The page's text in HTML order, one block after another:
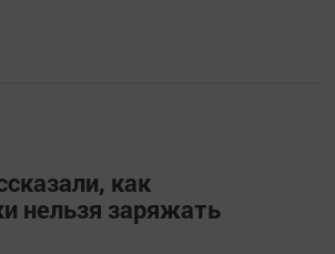
как
нельзя заряжать